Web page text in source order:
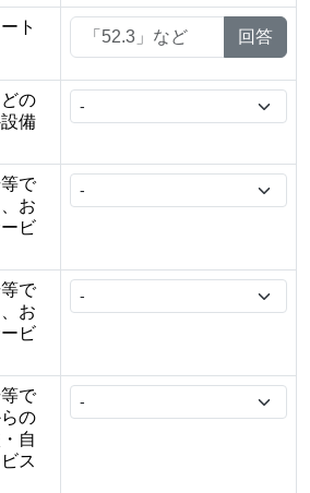
ト
回答
の
備
で
お
ビ
で
お
ビ
で
の
自
ス